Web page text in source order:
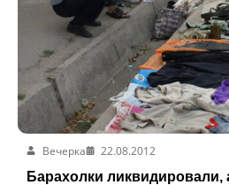
Вечерка
22.08.2012
Барахолки ликвидировали,